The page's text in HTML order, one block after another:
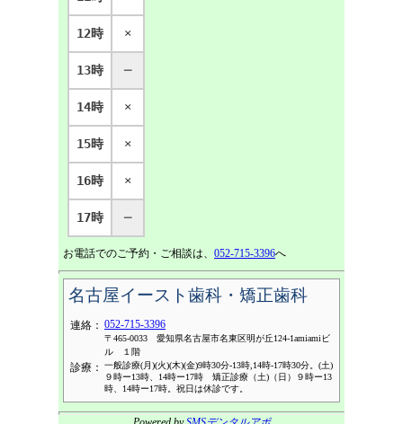
12時 ×
13時 ─
14時 ×
15時 ×
16時 ×
17時 ─
お電話でのご予約・ご相談は、 052-715-3396へ
名古屋イースト歯科・矯正歯科
連絡： 052-715-3396
〒465-0033 愛知県名古屋市名東区明が丘124-1amiamiビ
ル １階
診療：
一般診療(月)(火)(木)(金)9時30分-13時,14時-17時30分。(土)
９時ー13時、14時ー17時 矯正診療（土)（日）９時ー13
時、14時ー17時。祝日は休診です。